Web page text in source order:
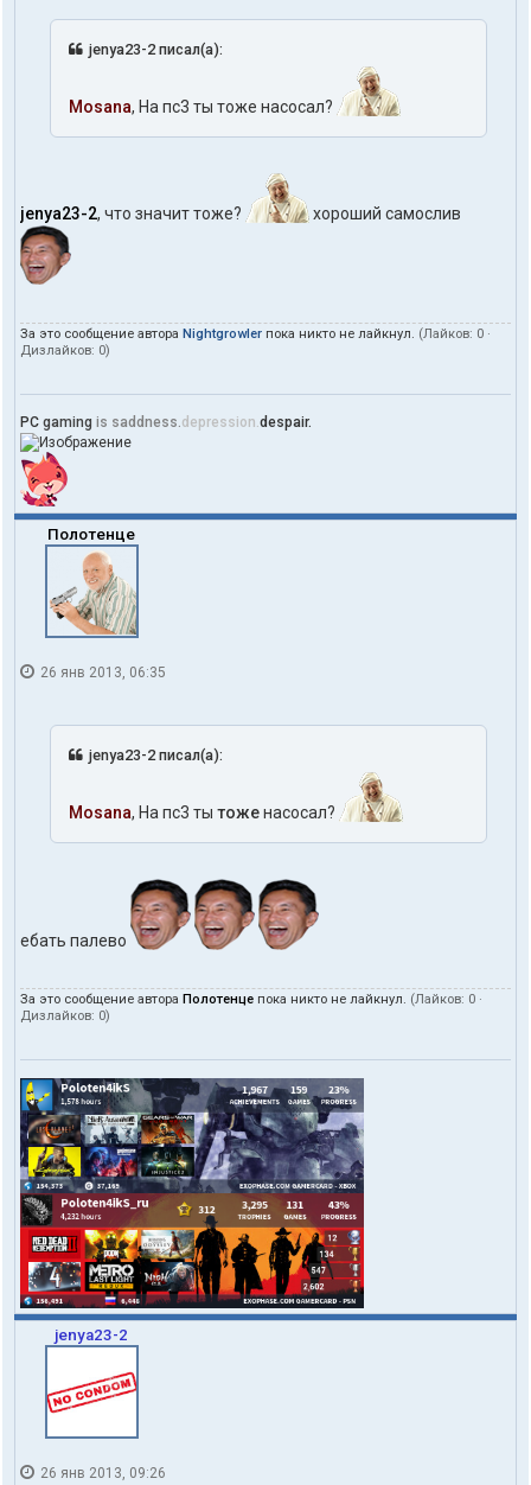
к
т
о
ь
а
i
r
r
jenya23-2 писал(а):
Mosana, На пс3 ты тоже насосал?
jenya23-2, что значит тоже? хороший самослив
За это сообщение автора Nightgrowler пока никто не лайкнул. (Лайков: 0 ·
Дизлайков: 0)
PC gaming is saddness.depression.despair.
Полотенце
26 янв 2013, 06:35
jenya23-2 писал(а):
Mosana, На пс3 ты тоженасосал?
ебать палево
За это сообщение автора Полотенце пока никто не лайкнул. (Лайков: 0 ·
Дизлайков: 0)
jenya23-2
26 янв 2013, 09:26